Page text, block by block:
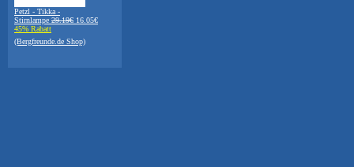
Petzl - Tikka -
Stirnlampe 29.19€ 16.05€
45% Rabatt
(Bergfreunde.de Shop)